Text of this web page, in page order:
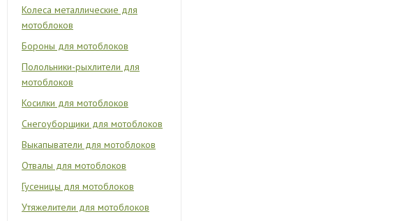
Колеса металлические для
мотоблоков
Бороны для мотоблоков
Полольники-рыхлители для
мотоблоков
Косилки для мотоблоков
Снегоуборщики для мотоблоков
Выкапыватели для мотоблоков
Отвалы для мотоблоков
Гусеницы для мотоблоков
Утяжелители для мотоблоков